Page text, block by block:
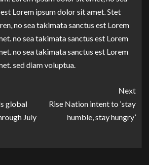
Lorem ipsum dolor sit amet. Stet
no sea takimata sanctus est Lorem
no sea takimata sanctus est Lorem
no sea takimata sanctus est Lorem
sed diam voluptua.
global
July
Next
Rise Nation intent to ‘stay
humble, stay hungry’